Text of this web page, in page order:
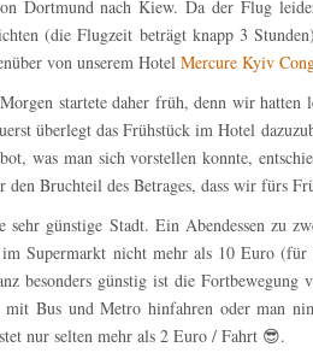
Dortmund nach Kiew. Da der Flug
(die Flugzeit beträgt knapp 3
von unserem Hotel Mercure Kyiv
startete daher früh, denn wir
überlegt das Frühstück im Hotel
was man sich vorstellen konnte,
den Bruchteil des Betrages, dass wir fürs
sehr günstige Stadt. Ein Abendessen zu
Supermarkt nicht mehr als 10 Euro (für
besonders günstig ist die
mit Bus und Metro hinfahren oder man
nur selten mehr als 2 Euro / Fahrt 😎.